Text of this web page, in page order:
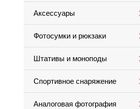
Аксессуары
Фотосумки и рюкзаки
Штативы и моноподы
Спортивное снаряжение
Аналоговая фотография